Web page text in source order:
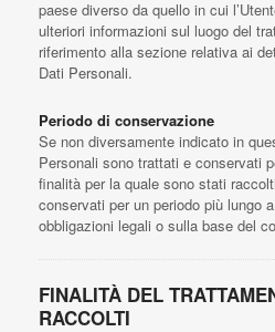
paese diverso da quello in cui
ulteriori informazioni sul luogo del
riferimento alla sezione relativa ai
Dati Personali.
Periodo di conservazione
Se non diversamente indicato in
Personali sono trattati e conservati
finalità per la quale sono stati
conservati per un periodo più lungo
obbligazioni legali o sulla base del
FINALITÀ DEL
RACCOLTI